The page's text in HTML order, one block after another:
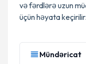
və fərdlərə uzun
üçün həyata keçirilir.
Mündəricat